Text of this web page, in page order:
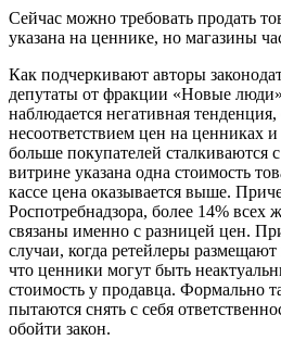
Сейчас можно требовать продать
указана на ценнике, но магазины
Как подчеркивают авторы
депутаты от фракции «Новые
наблюдается негативная тенденция,
несоответствием цен на ценниках
больше покупателей сталкиваются
витрине указана одна стоимость
кассе цена оказывается выше.
Роспотребнадзора, более 14% всех
связаны именно с разницей цен.
случаи, когда ретейлеры
что ценники могут быть
стоимость у продавца. Формально
пытаются снять с себя
обойти закон.